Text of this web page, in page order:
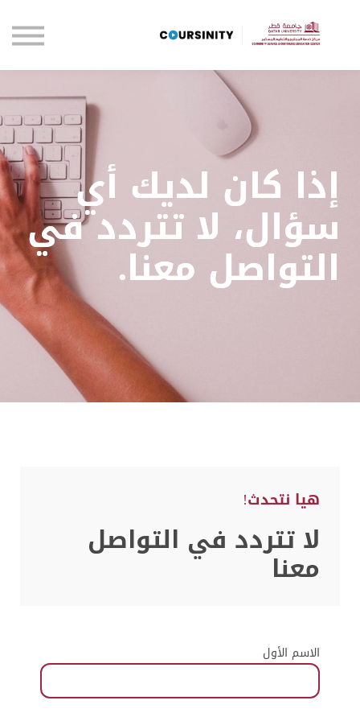
تواصل معنا
إذا كان لديك أي
سؤال، لا تتردد في
التواصل معنا.
هيا نتحدث!
لا تتردد في التواصل
معنا
الاسم الأول